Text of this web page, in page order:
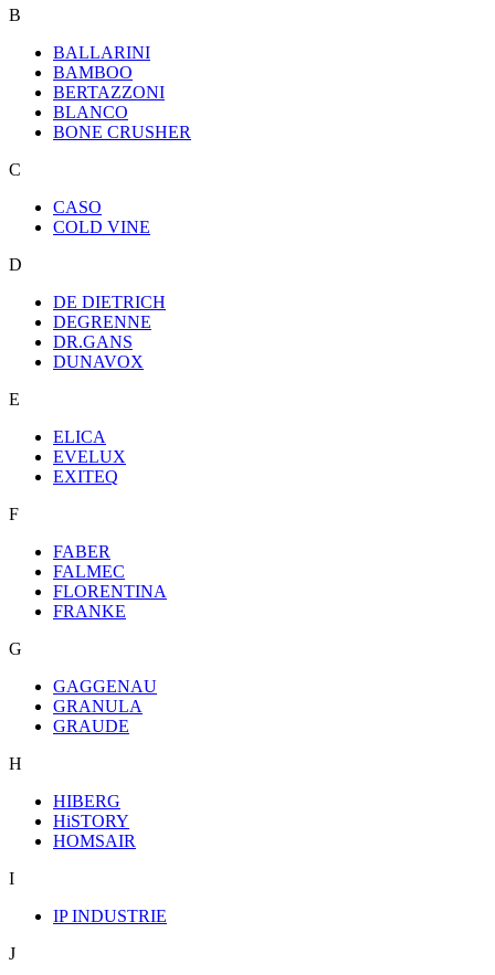
B
BALLARINI
BAMBOO
BERTAZZONI
BLANCO
BONE CRUSHER
C
CASO
COLD VINE
D
DE DIETRICH
DEGRENNE
DR.GANS
DUNAVOX
E
ELICA
EVELUX
EXITEQ
F
FABER
FALMEC
FLORENTINA
FRANKE
G
GAGGENAU
GRANULA
GRAUDE
H
HIBERG
HiSTORY
HOMSAIR
I
IP INDUSTRIE
J